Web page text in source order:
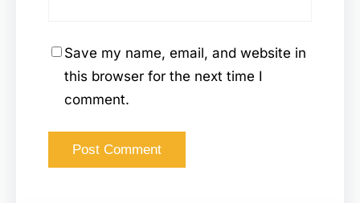
Save my name, email, and website in
this browser for the next time I
comment.